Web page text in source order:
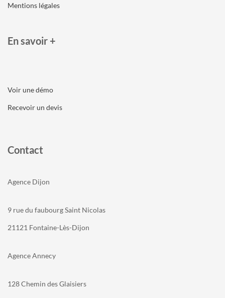
Mentions légales
En savoir +
Voir une démo
Recevoir un devis
Contact
Agence Dijon
9 rue du faubourg Saint Nicolas
21121 Fontaine-Lès-Dijon
Agence Annecy
128 Chemin des Glaisiers